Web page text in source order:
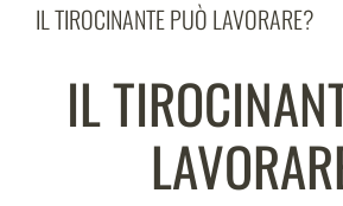
IL TIROCINANTE PUÒ LAVORARE?
IL